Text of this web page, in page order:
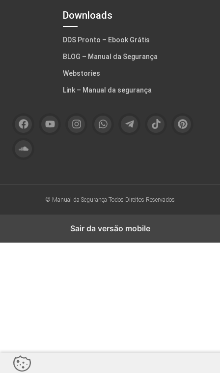
Downloads
DDS Pronto – Ebook Grátis
BLOG – Manual da Segurança
Webstories
Link – Manual da segurança
© Manual da Segurança Todos Direitos Reservados
Sair da versão mobile